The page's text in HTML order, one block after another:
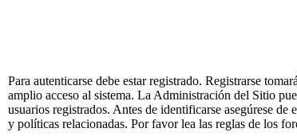
Para autenticarse debe estar registrado. Registrarse
amplio acceso al sistema. La Administración del Sitio
usuarios registrados. Antes de identificarse asegúrese
y políticas relacionadas. Por favor lea las reglas de los